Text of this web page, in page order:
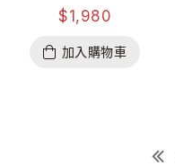
$1,980
加入購物車